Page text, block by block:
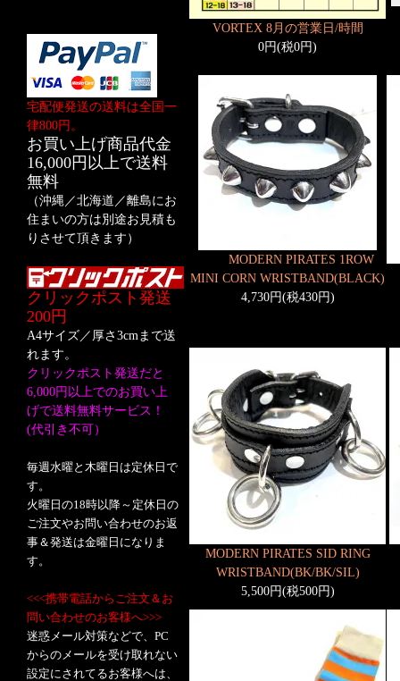
宅配便発送の送料は全国一
律800円。
お買い上げ商品代金
16,000円以上で送料
無料
（沖縄／北海道／離島にお
住まいの方は別途お見積も
りさせて頂きます）
クリックポスト発送
200円
A4サイズ／厚さ3cmまで送
れます。
クリックポスト発送だと
6,000円以上でのお買い上
げで送料無料サービス！
(代引き不可）
毎週水曜と木曜日は定休日で
す。
火曜日の18時以降～定休日の
ご注文やお問い合わせのお返
事＆発送は金曜日になりま
す。
<<<携帯電話からご注文＆お
問い合わせのお客様へ>>>
迷惑メール対策などで、PC
からのメールを受け取れない
設定にされてるお客様へは、
VORTEX 8月の営業日/時間
0円(税0円)
MODERN PIRATES 1ROW
MINI CORN WRISTBAND(BLACK)
4,730円(税430円)
MODERN PIRATES SID RING
WRISTBAND(BK/BK/SIL)
5,500円(税500円)